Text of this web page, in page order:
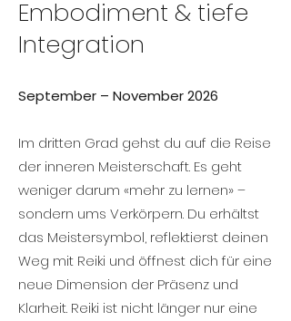
Embodiment & tiefe
Integration
September – November 2026
Im dritten Grad gehst du auf die Reise
der inneren Meisterschaft. Es geht
weniger darum «mehr zu lernen» –
sondern ums Verkörpern. Du erhältst
das Meistersymbol, reflektierst deinen
Weg mit Reiki und öffnest dich für eine
neue Dimension der Präsenz und
Klarheit. Reiki ist nicht länger nur eine